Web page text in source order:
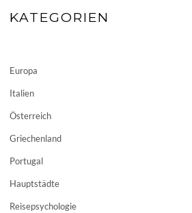
KATEGORIEN
Europa
Italien
Österreich
Griechenland
Portugal
Hauptstädte
Reisepsychologie